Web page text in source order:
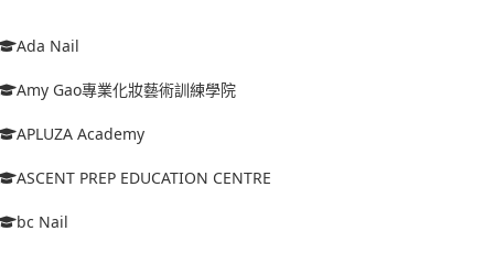
Ada Nail
Amy Gao專業化妝藝術訓練學院
APLUZA Academy
ASCENT PREP EDUCATION CENTRE
bc Nail